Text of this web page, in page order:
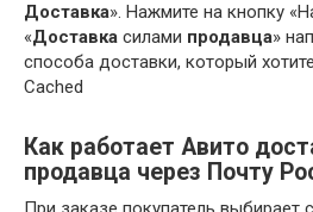
Доставка». Нажмите на кнопку
«Доставка силами продавца»
способа доставки, который
Cached
Как работает Авито
продавца через Почту